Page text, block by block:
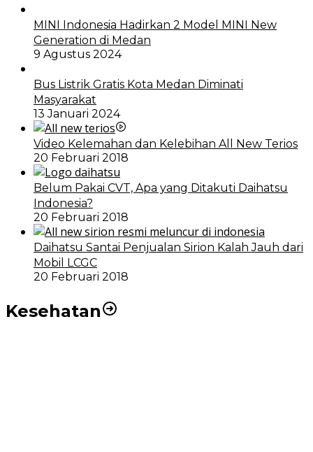
MINI Indonesia Hadirkan 2 Model MINI New
Generation di Medan
9 Agustus 2024
Bus Listrik Gratis Kota Medan Diminati
Masyarakat
13 Januari 2024
Video Kelemahan dan Kelebihan All New Terios
20 Februari 2018
Belum Pakai CVT, Apa yang Ditakuti Daihatsu
Indonesia?
20 Februari 2018
Daihatsu Santai Penjualan Sirion Kalah Jauh dari
Mobil LCGC
20 Februari 2018
Kesehatan